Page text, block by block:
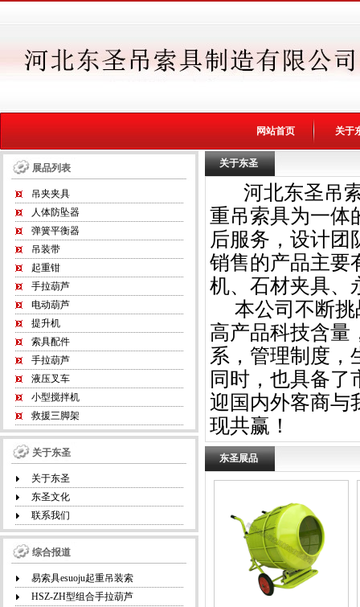
关于
网站首页
展品列表
吊夹夹具
人体防坠器
弹簧平衡器
吊装带
起重钳
手拉葫芦
电动葫芦
提升机
索具配件
手拉葫芦
液压叉车
小型搅拌机
救援三脚架
关于东圣
关于东圣
东圣文化
联系我们
综合报道
易索具esuoju起重吊装索
HSZ-ZH型组合手拉葫芦
关于东圣
河北东圣吊索
重吊索具为一体
后服务，设计团
销售的产品主要
机、 石材夹具、
本公司不断挑
高产品科技含量
系，管理制度，
同时，也具备了
迎国内外客商与
现共赢！
东圣展品